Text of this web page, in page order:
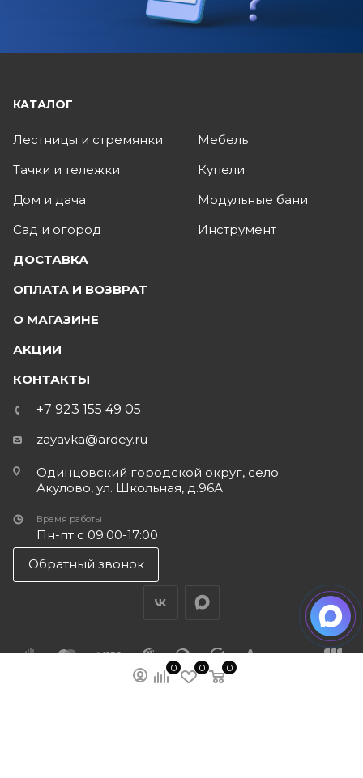
0 0 0
КАТАЛОГ
Лестницы и стремянки
Тачки и тележки
Дом и дача
Сад и огород
Мебель
Купели
Модульные бани
Инструмент
ДОСТАВКА
ОПЛАТА И ВОЗВРАТ
О МАГАЗИНЕ
АКЦИИ
КОНТАКТЫ
+7 923 155 49 05
zayavka@ardey.ru
Одинцовский городской округ, село
Акулово, ул. Школьная, д.96А
Время работы
Пн-пт с 09:00-17:00
Обратный звонок